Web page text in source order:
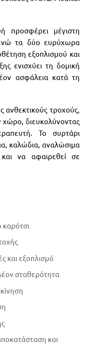
προσφέρει μέγιστη
τα δύο ευρύχωρα
εξοπλισμού και
ενισχύει τη δομική
ασφάλεια κατά τη
ανθεκτικούς τροχούς,
χώρο, διευκολύνοντας
To συρτάρι
καλώδια, αναλώσιμα
και να αφαιρεθεί σε
καρότσι
και εξοπλισμό
σταθερότητα
και